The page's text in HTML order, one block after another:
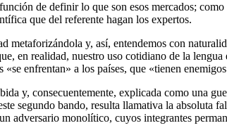
de definir lo que son esos mercados;
que del referente hagan los expertos.
metaforizándola y, así, entendemos con
en realidad, nuestro uso cotidiano de la
enfrentan» a los países, que «tienen
y, consecuentemente, explicada como una
segundo bando, resulta llamativa la
adversario monolítico, cuyos integrantes